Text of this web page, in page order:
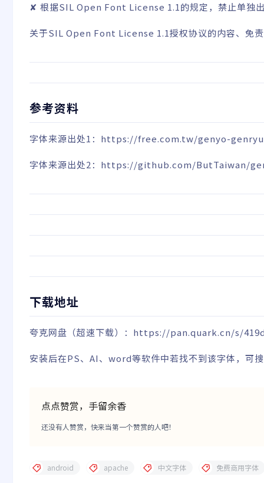
✘ 根据SIL Open Font License 1.1的规定，禁止单独
关于SIL Open Font License 1.1授权协议的内容、免
参考资料
字体来源出处1： https://free.com.tw/genyo-
字体来源出处2： https://github.com/ButTaiwan/
下载地址
夸克网盘 （超速下载） ： https://pan.quark.cn/s/
安装后在PS、AI、word等软件中若找不到该字体，可
点点赞赏，手留余香
还没有人赞赏，快来当第一个赞赏的人吧！
android apache 中文字体 免费商用字体